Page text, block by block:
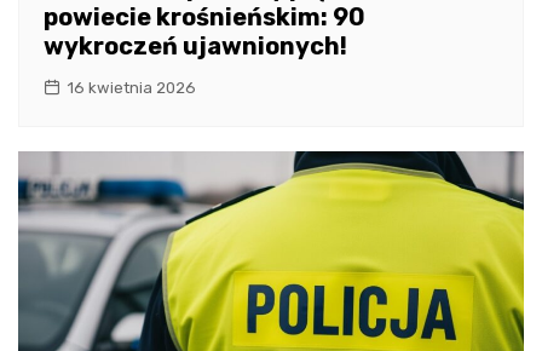
powiecie krośnieńskim: 90
wykroczeń ujawnionych!
16 kwietnia 2026